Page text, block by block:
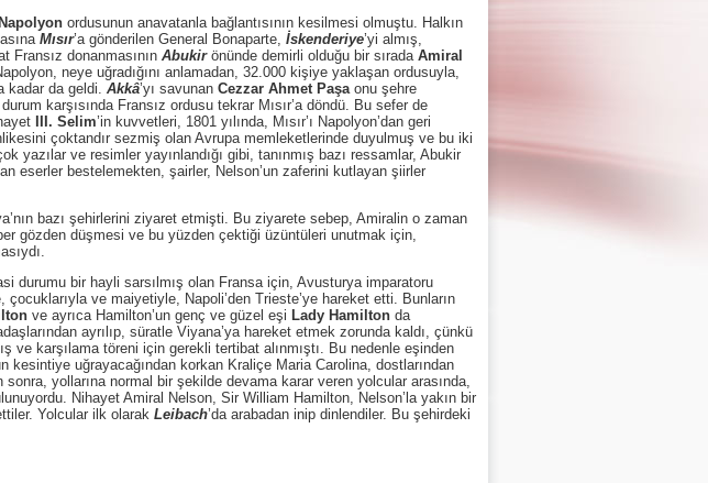
Napolyon ordusunun anavatanla bağlantısının kesilmesi olmuştu. Halkın
Mısır’a gönderilen General Bonaparte, İskenderiye’yi almış,
Fransız donanmasının Abukirönünde demirli olduğu bir sırada Amiral
neye uğradığını anlamadan, 32.000 kişiye yaklaşan ordusuyla,
kadar da geldi. Akkâ’yı savunan Cezzar Ahmet Paşaonu şehre
karşısında Fransız ordusu tekrar Mısır’a döndü. Bu sefer de
III. Selim’in kuvvetleri, 1801 yılında, Mısır’ı Napolyon’dan geri
çoktandır sezmiş olan Avrupa memleketlerinde duyulmuş ve bu iki
ve resimler yayınlandığı gibi, tanınmış bazı ressamlar, Abukir
eserler bestelemekten, şairler, Nelson’un zaferini kutlayan şiirler
bazı şehirlerini ziyaret etmişti. Bu ziyarete sebep, Amiralin o zaman
gözden düşmesi ve bu yüzden çektiği üzüntüleri unutmak için,
durumu bir hayli sarsılmış olan Fransa için, Avusturya imparatoru
ve maiyetiyle, Napoli’den Trieste’ye hareket etti. Bunların
ve ayrıca Hamilton’un genç ve güzel eşi Lady Hamilton da
ayrılıp, süratle Viyana’ya hareket etmek zorunda kaldı, çünkü
ve karşılama töreni için gerekli tertibat alınmıştı. Bu nedenle eşinden
kesintiye uğrayacağından korkan Kraliçe Maria Carolina, dostlarından
yollarına normal bir şekilde devama karar veren yolcular arasında,
Nihayet Amiral Nelson, Sir William Hamilton, Nelson’la yakın bir
Yolcular ilk olarak Leibach’da arabadan inip dinlendiler. Bu şehirdeki